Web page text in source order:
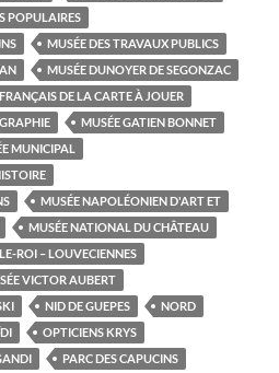
POPULAIRES
MUSÉE DES TRAVAUX PUBLICS
MUSÉE DUNOYER DE SEGONZAC
DE LA CARTE À JOUER
MUSÉE GATIEN BONNET
MUNICIPAL
MUSÉE NAPOLÉONIEN D'ART ET
MUSÉE NATIONAL DU CHÂTEAU
ROI – LOUVECIENNES
VICTOR AUBERT
NID DE GUEPES
NORD
OPTICIENS KRYS
PARC DES CAPUCINS